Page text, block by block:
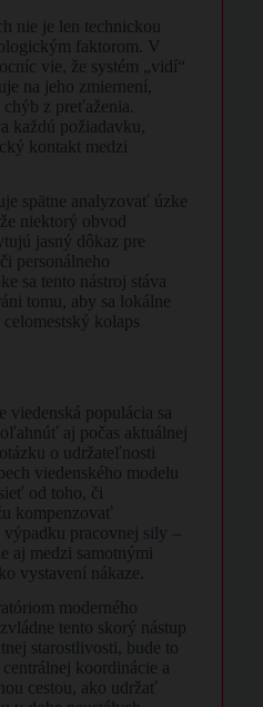
nie je len technickou
faktorom. V
vie, že systém „vidí“
na jeho zmiernení,
z preťaženia.
každú požiadavku,
kontakt medzi
spätne analyzovať úzke
niektorý obvod
jasný dôkaz pre
personálneho
sa tento nástroj stáva
tomu, aby sa lokálne
kolaps
populácia sa
aj počas aktuálnej
o udržateľnosti
viedenského modelu
od toho, či
kompenzovať
pracovnej sily –
aj medzi samotnými
vystavení nákaze.
moderného
tento skorý nástup
starostlivosti, bude to
koordinácie a
cestou, ako udržať